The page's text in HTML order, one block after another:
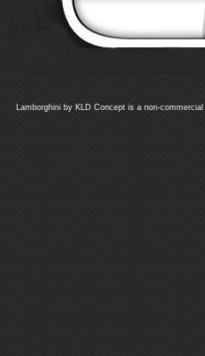
Lamborghini by KLD Concept is a non-